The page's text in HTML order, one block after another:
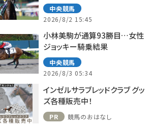
中央競馬
2026/8/2 15:45
小林美駒が通算93勝目…女性
ジョッキー騎乗結果
中央競馬
2026/8/3 05:34
インゼルサラブレッドクラブ グッ
ズ各種販売中！
PR 競馬のおはなし